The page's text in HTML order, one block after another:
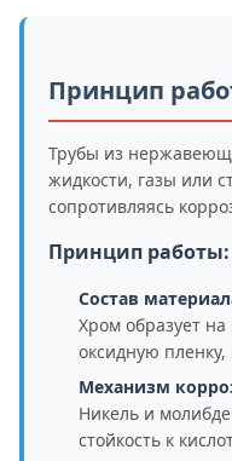
Принцип
Трубы из
жидкости, газы или
сопротивляясь
Принцип работы:
Состав
Хром образует
оксидную
Механизм
Никель и
стойкость к